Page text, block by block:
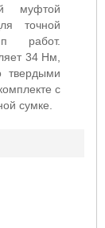
муфтой
точной
работ.
34 Нм,
твердыми
с
сумке.